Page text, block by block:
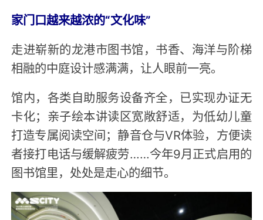
家门口越来越浓的“文化味”
走进崭新的龙港市图书馆，书香、海洋与阶梯
相融的中庭设计感满满，让人眼前一亮。
馆内，各类自助服务设备齐全，已实现办证无
卡化；亲子绘本讲读区宽敞舒适，为低幼儿童
打造专属阅读空间；静音仓与VR体验，方便读
者接打电话与缓解疲劳……今年9月正式启用的
图书馆里，处处是走心的细节。